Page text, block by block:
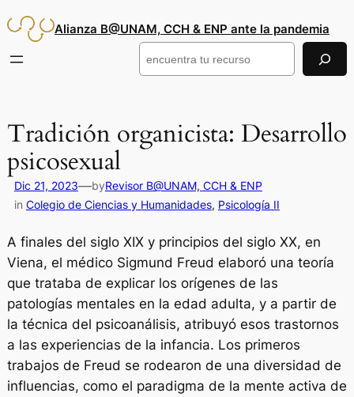
al
Alianza B@UNAM, CCH & ENP ante la pandemia
Buscar
Tradición organicista: Desarrollo
psicosexual
Dic 21, 2023—byRevisor B@UNAM, CCH & ENP
in Colegio de Ciencias y Humanidades, Psicología II
A finales del siglo XIX y principios del siglo XX, en
Viena, el médico Sigmund Freud elaboró una teoría
que trataba de explicar los orígenes de las
patologías mentales en la edad adulta, y a partir de
la técnica del psicoanálisis, atribuyó esos trastornos
a las experiencias de la infancia. Los primeros
trabajos de Freud se rodearon de una diversidad de
influencias, como el paradigma de la mente activa de